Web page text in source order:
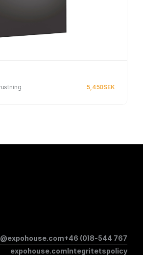
5,450SEK
+46 (0)8-544 767
expohouse.comIntegritetspolicy